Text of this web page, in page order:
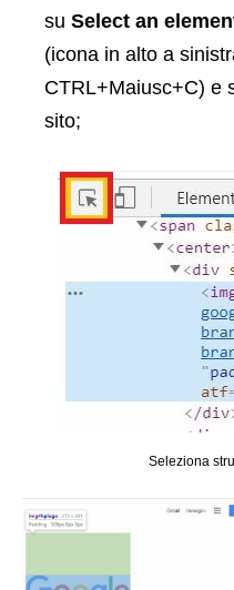
su Select an
(icona in alto a
CTRL+Maiusc+C) e
sito;
Seleziona